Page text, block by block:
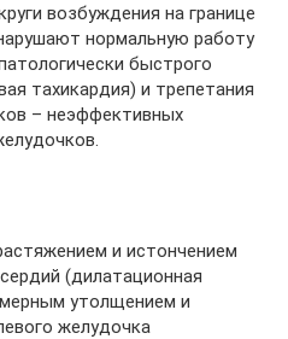
возбуждения на границе
нормальную работу
быстрого
тахикардия) и трепетания
– неэффективных
и истончением
(дилатационная
утолщением и
желудочка